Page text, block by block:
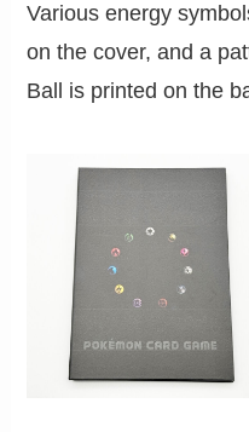
Various energy
on the cover, and a
Ball is printed on the